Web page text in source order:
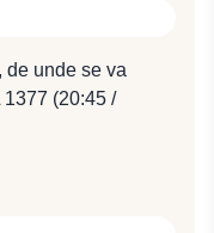
de unde se va
(20:45 /